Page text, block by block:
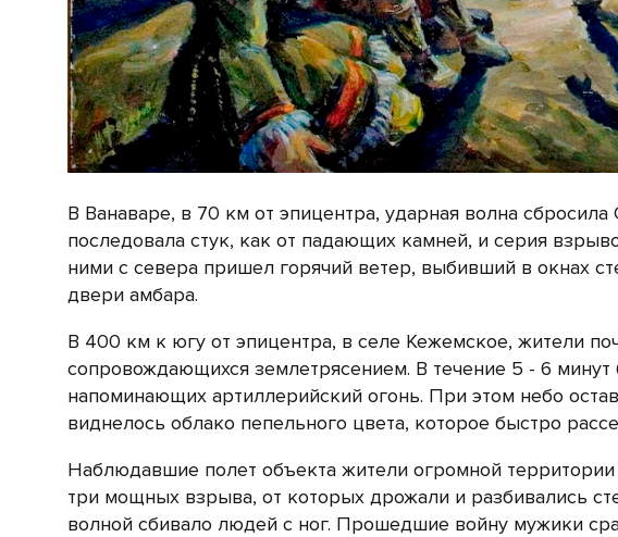
В Ванаваре, в 70 км от эпицентра, ударная волна
последовала стук, как от падающих камней, и серия
ними с севера пришел горячий ветер, выбивший в окнах
двери амбара.
В 400 км к югу от эпицентра, в селе Кежемское, жители
сопровождающихся землетрясением. В течение 5 - 6
напоминающих артиллерийский огонь. При этом небо
виднелось облако пепельного цвета, которое быстро
Наблюдавшие полет объекта жители огромной
три мощных взрыва, от которых дрожали и разбивались
волной сбивало людей с ног. Прошедшие войну мужики